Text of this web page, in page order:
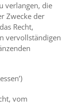
verlangen, die
Zwecke der
Recht,
vervollständigen
vom